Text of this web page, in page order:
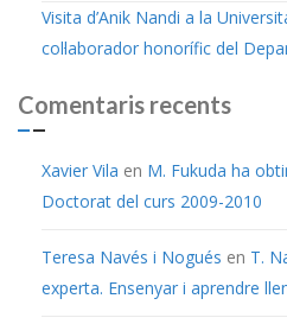
Visita d’Anik Nandi a la
col·laborador honorífic del
Comentaris recents
Xavier Vila en M. Fukuda ha
Doctorat del curs 2009-2010
Teresa Navés i Nogués en T.
experta. Ensenyar i aprendre